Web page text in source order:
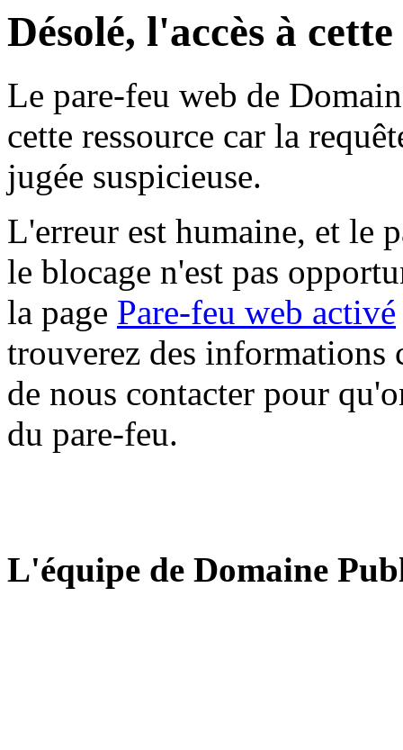
Désolé, l'accès à
Le pare-feu web de
cette ressource car la
jugée suspicieuse.
L'erreur est humaine, et le
le blocage n'est pas
la page Pare-feu web activé
trouverez des informations
de nous contacter pour
du pare-feu.
L'équipe de Domaine